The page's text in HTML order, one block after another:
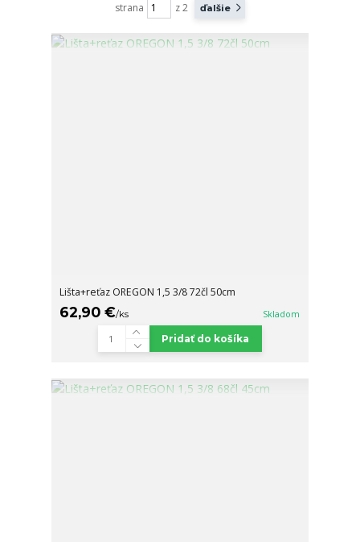
strana
z 2 ďalšie
Lišta+reťaz OREGON 1,5 3/8 72čl 50cm
62,90 €/ks Skladom
Pridať do košíka